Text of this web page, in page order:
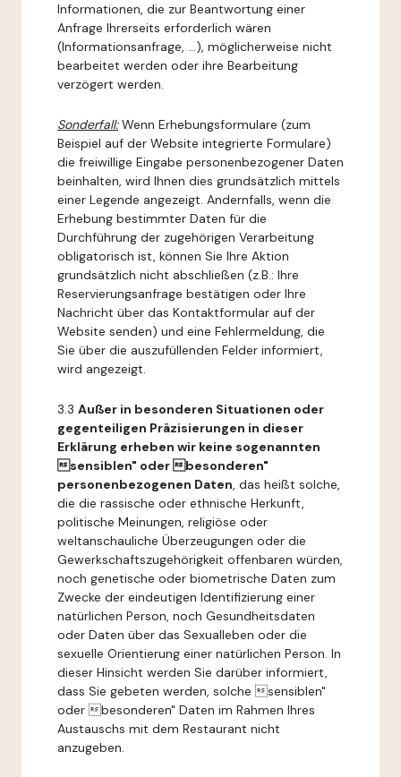
Informationen, die zur Beantwortung einer
Anfrage Ihrerseits erforderlich wären
(Informationsanfrage, ...), möglicherweise nicht
bearbeitet werden oder ihre Bearbeitung
verzögert werden.
Sonderfall:Wenn Erhebungsformulare (zum
Beispiel auf der Website integrierte Formulare)
die freiwillige Eingabe personenbezogener Daten
beinhalten, wird Ihnen dies grundsätzlich mittels
einer Legende angezeigt. Andernfalls, wenn die
Erhebung bestimmter Daten für die
Durchführung der zugehörigen Verarbeitung
obligatorisch ist, können Sie Ihre Aktion
grundsätzlich nicht abschließen (z.B.: Ihre
Reservierungsanfrage bestätigen oder Ihre
Nachricht über das Kontaktformular auf der
Website senden) und eine Fehlermeldung, die
Sie über die auszufüllenden Felder informiert,
wird angezeigt.
3.3 Außer in besonderen Situationen oder
gegenteiligen Präzisierungen in dieser
Erklärung erheben wir keine sogenannten
sensiblen" oder besonderen"
personenbezogenen Daten, das heißt solche,
die die rassische oder ethnische Herkunft,
politische Meinungen, religiöse oder
weltanschauliche Überzeugungen oder die
Gewerkschaftszugehörigkeit offenbaren würden,
noch genetische oder biometrische Daten zum
Zwecke der eindeutigen Identifizierung einer
natürlichen Person, noch Gesundheitsdaten
oder Daten über das Sexualleben oder die
sexuelle Orientierung einer natürlichen Person. In
dieser Hinsicht werden Sie darüber informiert,
dass Sie gebeten werden, solche sensiblen"
oder besonderen" Daten im Rahmen Ihres
Austauschs mit dem Restaurant nicht
anzugeben.